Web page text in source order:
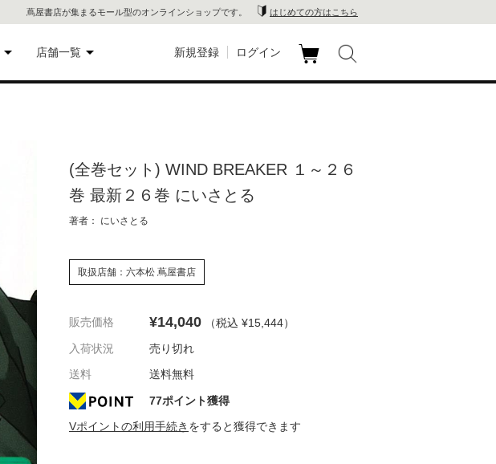
蔦屋書店が集まるモール型のオンラインショップです。 はじめての方はこちら
すめ
店舗一覧
代官山 蔦
屋書店
書店
六本木 蔦
屋書店
京都 蔦屋
書店
新規登録 ログイン
(全巻セット) WIND BREAKER １～２６
巻 最新２６巻 にいさとる
著者： にいさとる
取扱店舗：六本松 蔦屋書店
販売価格 ¥14,040 （税込 ¥15,444）
入荷状況
売り切れ
送料
送料無料
77ポイント獲得
Vポイントの利用手続き をすると獲得できます